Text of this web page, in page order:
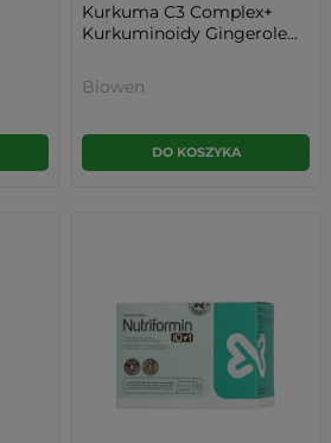
Kurkuma C3 Complex+
Kurkuminoidy Gingerole...
Biowen
DO KOSZYKA